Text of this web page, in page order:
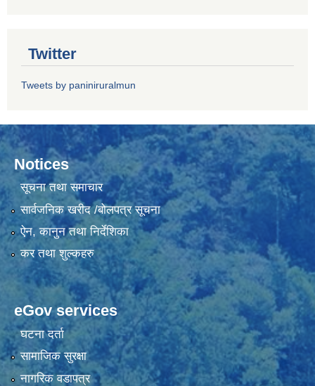
Twitter
Tweets by paniniruralmun
Notices
सूचना तथा समाचार
सार्वजनिक खरीद /बोलपत्र सूचना
ऐन, कानुन तथा निर्देशिका
कर तथा शुल्कहरु
eGov services
घटना दर्ता
सामाजिक सुरक्षा
नागरिक वडापत्र